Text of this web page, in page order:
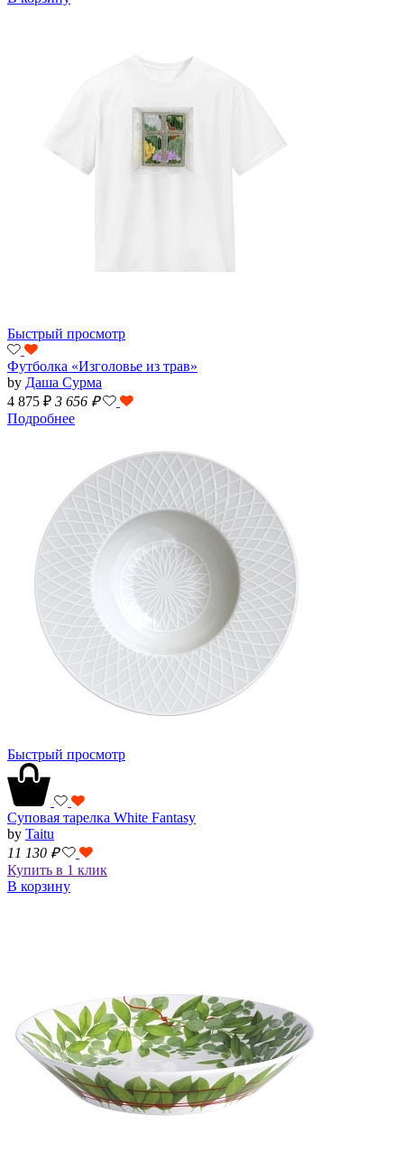
Быстрый просмотр
Футболка «Изголовье из трав»
by Даша Сурма
4 875 ₽ 3 656 ₽
Подробнее
Быстрый просмотр
Суповая тарелка White Fantasy
by Taitu
11 130 ₽
Купить в 1 клик
В корзину